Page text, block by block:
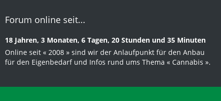
Forum online seit...
18 Jahren, 3 Monaten, 6 Tagen, 20 Stunden und 35 Minuten
Online seit « 2008 » sind wir der Anlaufpunkt für den Anbau
für den Eigenbedarf und Infos rund ums Thema « Cannabis ».